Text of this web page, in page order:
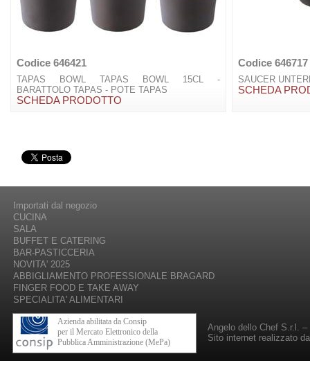
Codice 646421
TAPAS BOWL TAPAS BOWL 15CL -
BARATTOLO TAPAS - POTE TAPAS
SCHEDA PRODOTTO
Codice 646717
SAUCER
SCHEDA
Importati dal negozio
CUCINA
SALA
BUFFET E CATERING
BAR-PASTICCERIA
NOVITA' 2025
ABBIGLIAMENTO PROFESSIONALE BRAGARD
FINGER FOOD E TAKE AWAY
SPECIALITA' ALIMENTARI
Azienda abilitata da Consip
per il Mercato Elettronico della
Pubblica Amministrazione (MePa)
Angelo dello Chef S.r.l. –
Sito internet realizzato